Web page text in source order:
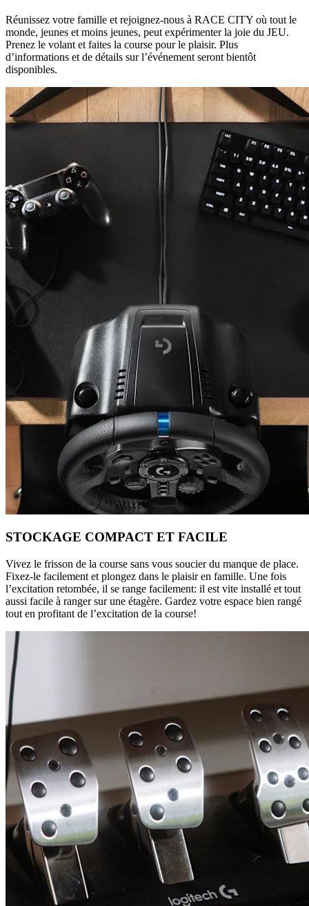
Réunissez votre famille et rejoignez-nous à RACE CITY où tout le
monde, jeunes et moins jeunes, peut expérimenter la joie du JEU.
Prenez le volant et faites la course pour le plaisir. Plus
d’informations et de détails sur l’événement seront bientôt
disponibles.
STOCKAGE COMPACT ET FACILE
Vivez le frisson de la course sans vous soucier du manque de place.
Fixez-le facilement et plongez dans le plaisir en famille. Une fois
l’excitation retombée, il se range facilement: il est vite installé et tout
aussi facile à ranger sur une étagère. Gardez votre espace bien rangé
tout en profitant de l’excitation de la course!